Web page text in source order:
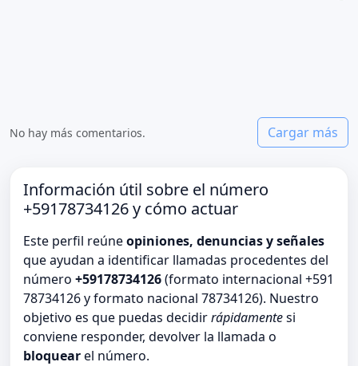
No hay más comentarios. Cargar más
Información útil sobre el número
+59178734126 y cómo actuar
Este perfil reúneopiniones, denuncias y señales
que ayudan a identificar llamadas procedentes del
número +59178734126(formato internacional +591
78734126 y formato nacional 78734126). Nuestro
objetivo es que puedas decidirrápidamentesi
conviene responder, devolver la llamada o
bloquearel número.